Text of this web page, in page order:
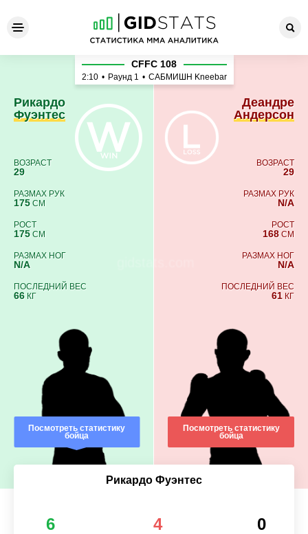
Рикардо Фуэнтес -
Рикардо
Фуэнтес
ВОЗРАСТ
29
РАЗМАХ РУК
175 СМ
РОСТ
175 СМ
РАЗМАХ НОГ
N/A
ПОСЛЕДНИЙ ВЕС
66 КГ
Посмотреть статистику
бойца
CFFC 108
2:10 • Раунд 1 • САБМИШН Kneebar
Деандре
Андерсон
ВОЗРАСТ
29
РАЗМАХ РУК
N/A
РОСТ
168 СМ
РАЗМАХ НОГ
N/A
ПОСЛЕДНИЙ ВЕС
61 КГ
Посмотреть статистику
бойца
Рикардо Фуэнтес
6 4 0